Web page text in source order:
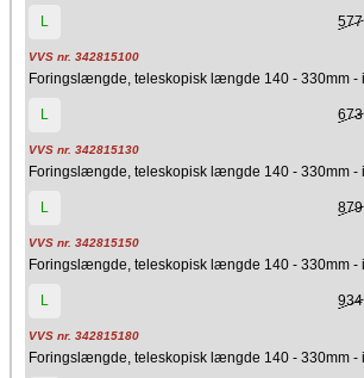
L
VVS nr. 342815100
Foringslængde, teleskopisk længde 140 - 330mm -
L
VVS nr. 342815130
Foringslængde, teleskopisk længde 140 - 330mm -
L
VVS nr. 342815150
Foringslængde, teleskopisk længde 140 - 330mm -
L
VVS nr. 342815180
Foringslængde, teleskopisk længde 140 - 330mm -